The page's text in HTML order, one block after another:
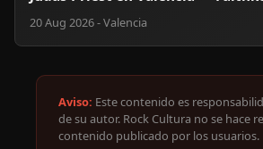
20 Aug 2026 - Valencia
Aviso: Este contenido es
de su autor. Rock Cultura no se hace
contenido publicado por los usuarios.